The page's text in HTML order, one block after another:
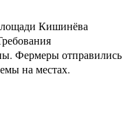
Кишинёва
Фермеры отправились
на местах.